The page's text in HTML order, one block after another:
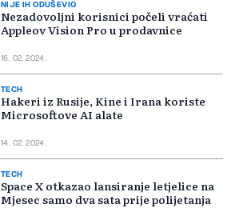
NIJE IH ODUŠEVIO
Nezadovoljni korisnici počeli vraćati
Appleov Vision Pro u prodavnice
16. 02. 2024.
TECH
Hakeri iz Rusije, Kine i Irana koriste
Microsoftove AI alate
14. 02. 2024.
TECH
Space X otkazao lansiranje letjelice na
Mjesec samo dva sata prije polijetanja